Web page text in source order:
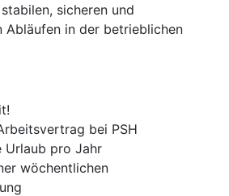
sicheren und
Abläufen in der betrieblichen
bei PSH
Urlaub pro Jahr
wöchentlichen